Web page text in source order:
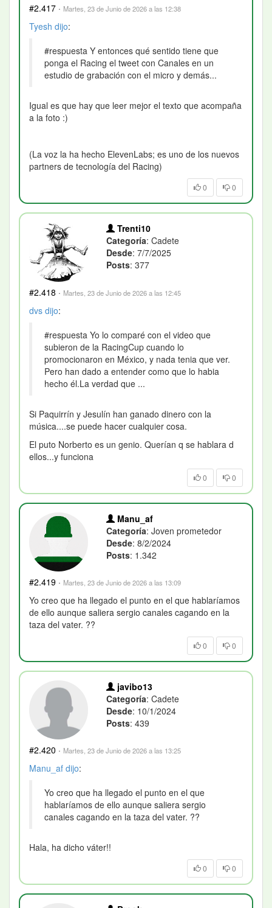
#2.417 · Martes, 23 de Junio de 2026 a las 12:38
Tyesh dijo:
#respuesta Y entonces qué sentido tiene que
ponga el Racing el tweet con Canales en un
estudio de grabación con el micro y demás...
Igual es que hay que leer mejor el texto que acompaña
a la foto :)
(La voz la ha hecho ElevenLabs; es uno de los nuevos
partners de tecnología del Racing)
0 0
Trenti10
Categoría: Cadete
Desde: 7/7/2025
Posts: 377
#2.418 · Martes, 23 de Junio de 2026 a las 12:45
dvs dijo:
#respuesta Yo lo comparé con el video que
subieron de la RacingCup cuando lo
promocionaron en México, y nada tenia que ver.
Pero han dado a entender como que lo habia
hecho él.La verdad que ...
Si Paquirrín y Jesulín han ganado dinero con la
música....se puede hacer cualquier cosa.
El puto Norberto es un genio. Querían q se hablara d
ellos...y funciona
0 0
Manu_af
Categoría: Joven prometedor
Desde: 8/2/2024
Posts: 1.342
#2.419 · Martes, 23 de Junio de 2026 a las 13:09
Yo creo que ha llegado el punto en el que hablaríamos
de ello aunque saliera sergio canales cagando en la
taza del vater. ??
0 0
javibo13
Categoría: Cadete
Desde: 10/1/2024
Posts: 439
#2.420 · Martes, 23 de Junio de 2026 a las 13:25
Manu_af dijo:
Yo creo que ha llegado el punto en el que
hablaríamos de ello aunque saliera sergio
canales cagando en la taza del vater. ??
Hala, ha dicho váter!!
0 0